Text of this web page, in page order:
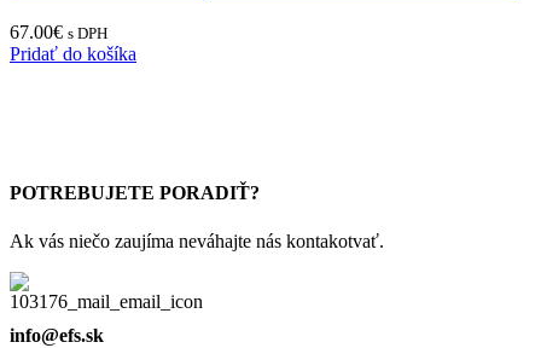
67.00€ s DPH
Pridať do košíka
POTREBUJETE PORADIŤ?
Ak vás niečo zaujíma neváhajte nás kontakotvať.
info@efs.sk